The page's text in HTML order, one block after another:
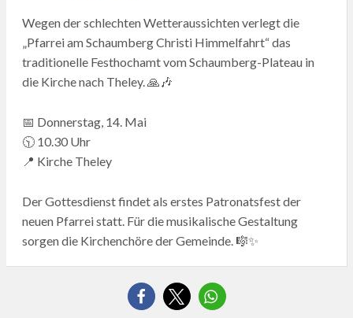
Wegen der schlechten Wetteraussichten verlegt die
„Pfarrei am Schaumberg Christi Himmelfahrt“ das
traditionelle Festhochamt vom Schaumberg-Plateau in
die Kirche nach Theley. 🙏🎶
📅 Donnerstag, 14. Mai
🕥 10.30 Uhr
📍 Kirche Theley
Der Gottesdienst findet als erstes Patronatsfest der
neuen Pfarrei statt. Für die musikalische Gestaltung
sorgen die Kirchenchöre der Gemeinde. 🎼✨